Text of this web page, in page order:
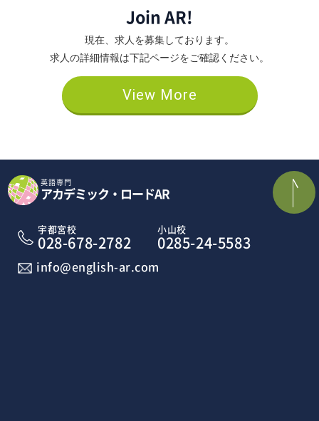
Join AR!
現在、求人を募集しております。
求人の詳細情報は下記ページをご確認ください。
View More
英語専門
アカデミック・ロードAR
宇都宮校
028-678-2782
小山校
0285-24-5583
info@english-ar.com